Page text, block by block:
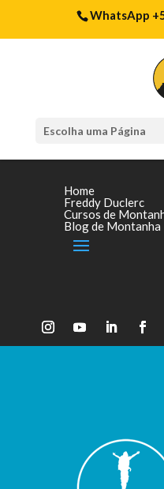
WhatsApp
Escolha uma Página
Home
Freddy Duclerc
Cursos de
Blog de Montanha